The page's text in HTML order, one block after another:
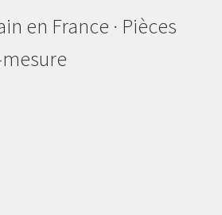
en France · Pièces